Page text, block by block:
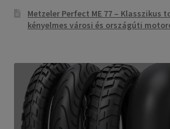
Metzeler Perfect ME 77 – Klasszikus
kényelmes városi és országúti